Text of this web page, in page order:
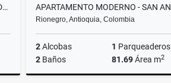
PENTHOUSE DÚPLEX EN EL POBLADO: VISTAS, ESPACIOS Y EXCLUSIVIDAD.
Rionegro, Antioquia, Colombia
2Alcobas 1 Parqueaderos
2 Baños 81.69Área m2